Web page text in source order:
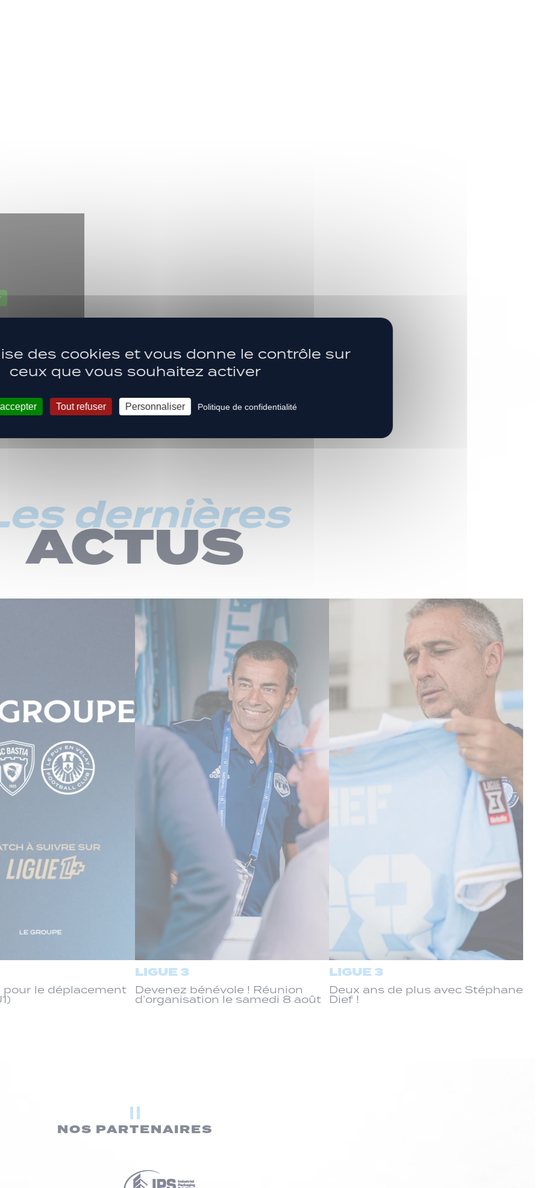
dernières
ACTUS
pour le déplacement
LIGUE 3
Devenez bénévole ! Réunion
d’organisation le samedi 8 août
LIGUE 3
Deux ans de plus avec Stéphane
Dief !
NOS PARTENAIRES
des cookies et vous donne le contrôle sur
ceux que vous souhaitez activer
Tout refuser Personnaliser Politique de confidentialité